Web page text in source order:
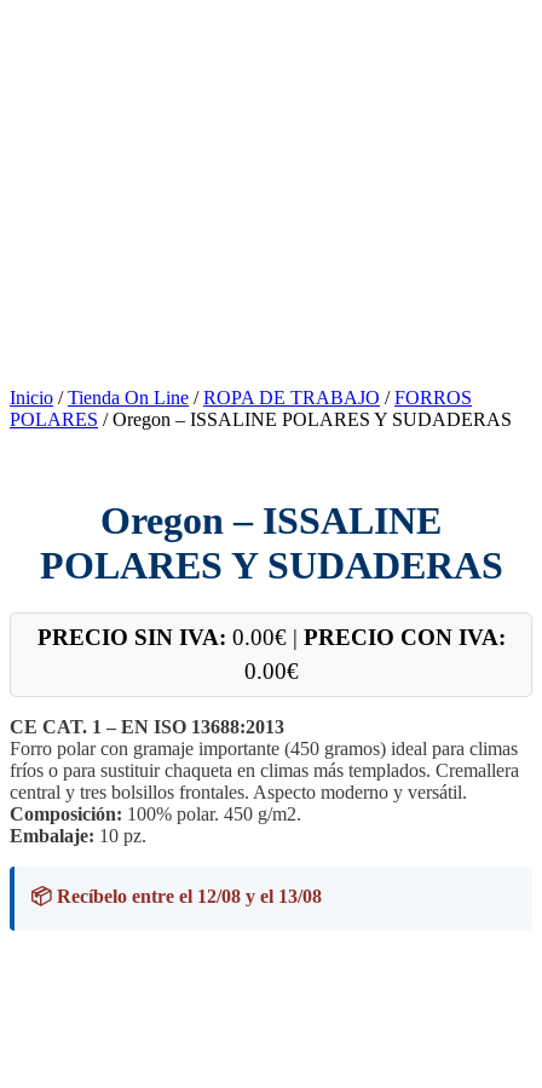
Inicio /Tienda On Line /ROPA DE TRABAJO /FORROS
POLARES / Oregon – ISSALINE POLARES Y SUDADERAS
Oregon – ISSALINE
POLARES Y SUDADERAS
PRECIO SIN IVA: 0.00€ | PRECIO CON IVA:
0.00€
CE CAT. 1 – EN ISO 13688:2013
Forro polar con gramaje importante (450 gramos) ideal para climas
fríos o para sustituir chaqueta en climas más templados. Cremallera
central y tres bolsillos frontales. Aspecto moderno y versátil.
Composición: 100% polar. 450 g/m2.
Embalaje: 10 pz.
📦 Recíbelo entre el 12/08 y el 13/08